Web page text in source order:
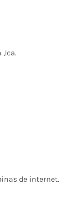
,Ica.
de internet.